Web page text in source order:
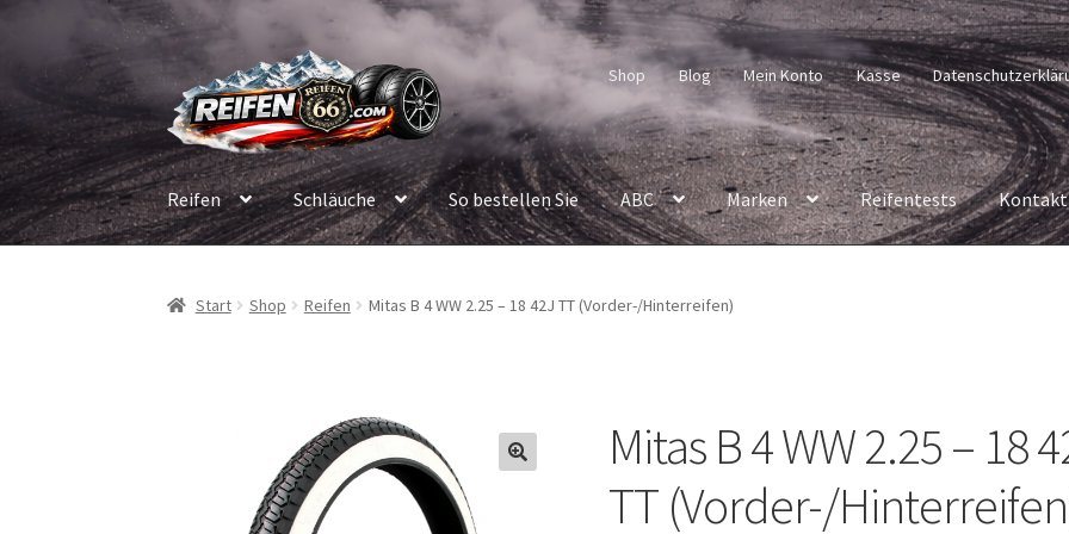
Navigation
springen
Inhalt
springen
Shop Blog Mein Konto Kasse
Reifen Schläuche So bestellen Sie ABC Marken Reifentests Kontakt
Start Shop Reifen Mitas B 4 WW 2.25 – 18 42J TT (Vorder-/Hinterreifen)
Mitas B 4 WW 2.25 – 18
TT (Vorder-/